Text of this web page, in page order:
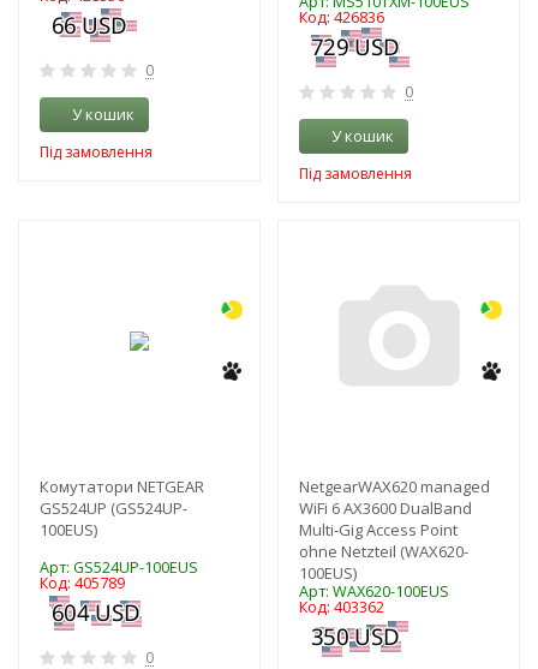
0
У кошик
Під замовлення
Код: 426836
0
У кошик
Під замовлення
Комутатори NETGEAR
GS524UP (GS524UP-
100EUS)
Арт: GS524UP-100EUS
Код: 405789
0
NetgearWAX620 managed
WiFi 6 AX3600 DualBand
Multi-Gig Access Point
ohne Netzteil (WAX620-
100EUS)
Арт: WAX620-100EUS
Код: 403362